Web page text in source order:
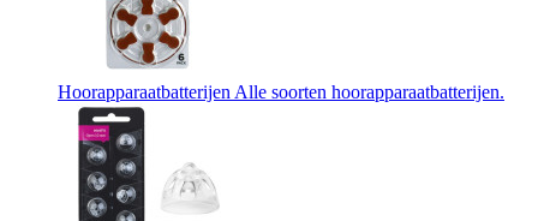
Hoorapparaatbatterijen Alle soorten hoorapparaatbatterijen.